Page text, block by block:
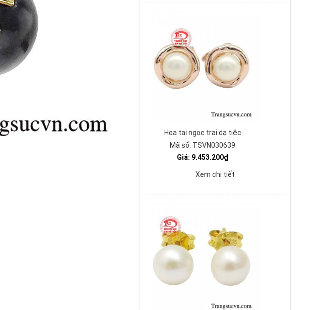
Hoa tai ngọc trai dạ tiệc
Mã số: TSVN030639
Giá: 9.453.200₫
Xem chi tiết